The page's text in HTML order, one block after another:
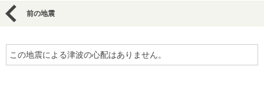
前の地震
この地震による津波の心配はありません。